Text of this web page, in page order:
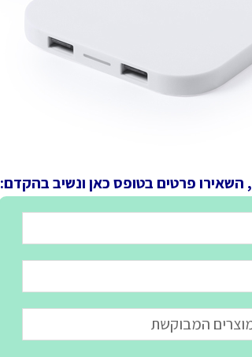
, השאירו פרטים בטופס כאן ונשיב בהקדם: